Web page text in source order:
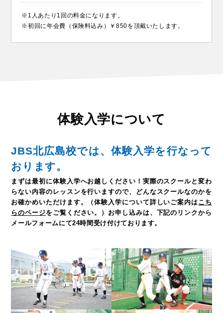
※1人あたり1回の料金になります。
※初回に年会費（保険料込み）￥850を頂戴いたします。
体験入学について
JBS北広島校では、体験入学を行なって
おります。
まずは最初に体験入学へお越しください！ 実際のスクールと変わ
らない内容のレッスンを行いますので、どんなスクールなのかを
お確かめいただけます。
（体験入学について詳しいご案内はこち
らのページをご覧ください。） お申し込みは、下記のリンクから
メールフォームにて24時間受け付けております。